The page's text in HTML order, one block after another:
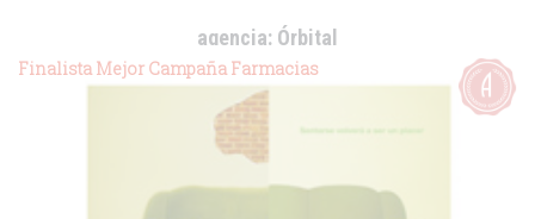
agencia: Órbital
cliente:Esteve
Finalista Mejor Campaña Farmacias